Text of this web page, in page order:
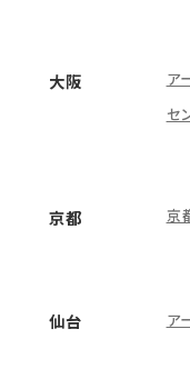
大阪
ア
セ
京都 京
仙台 ア